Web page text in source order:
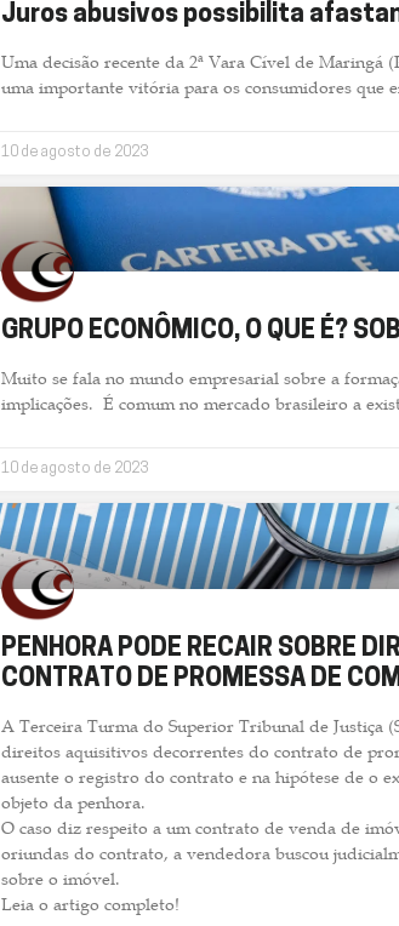
Juros abusivos possibilita
Uma decisão recente da 2ª Vara Cível de Maringá
uma importante vitória para os consumidores que
10 de agosto de 2023
GRUPO ECONÔMICO, O QUE É?
Muito se fala no mundo empresarial sobre a
implicações. É comum no mercado brasileiro a
10 de agosto de 2023
PENHORA PODE RECAIR SOBRE
CONTRATO DE PROMESSA DE
A Terceira Turma do Superior Tribunal de Justiça
direitos aquisitivos decorrentes do contrato de
ausente o registro do contrato e na hipótese de o
objeto da penhora.
O caso diz respeito a um contrato de venda de
oriundas do contrato, a vendedora buscou
sobre o imóvel.
Leia o artigo completo!